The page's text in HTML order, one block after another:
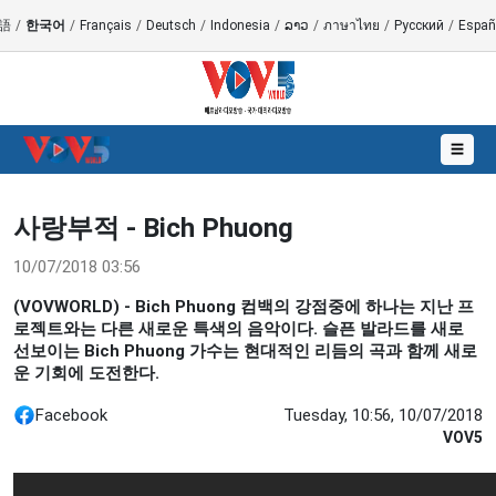
/ 한국어 / Français / Deutsch / Indonesia / ລາວ / ภาษาไทย / Русский /
☰
사랑부적 - Bich Phuong
10/07/2018 03:56
(VOVWORLD) - Bich Phuong 컴백의 강점중에 하나는 지난 프
로젝트와는 다른 새로운 특색의 음악이다. 슬픈 발라드를 새로
선보이는 Bich Phuong 가수는 현대적인 리듬의 곡과 함께 새로
운 기회에 도전한다.
Facebook Tuesday, 10:56, 10/07/2018
VOV5